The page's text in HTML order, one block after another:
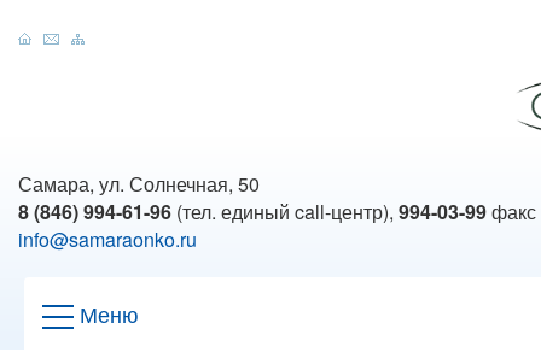
Самара, ул. Солнечная, 50
8 (846) 994-61-96 (тел. единый call-центр), 994-03-99факс
info@samaraonko.ru
Меню